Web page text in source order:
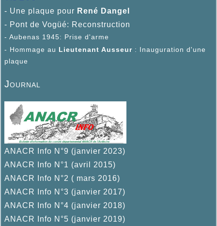
- Une plaque pour René Dangel
- Pont de Vogüé: Reconstruction
- Aubenas 1945: Prise d'arme
- Hommage au Lieutenant Ausseur : Inauguration d'une
plaque
Journal
ANACR Info N°9 (janvier 2023)
ANACR Info N°1 (avril 2015)
ANACR Info N°2 ( mars 2016)
ANACR Info N°3 (janvier 2017)
ANACR Info N°4 (janvier 2018)
ANACR Info N°5 (janvier 2019)